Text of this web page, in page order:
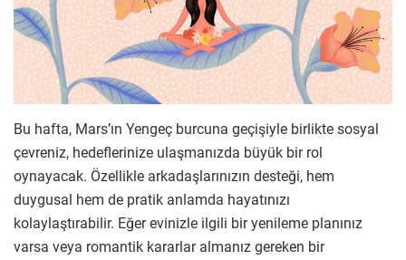
Bu hafta, Mars’ın Yengeç burcuna geçişiyle birlikte sosyal
çevreniz, hedeflerinize ulaşmanızda büyük bir rol
oynayacak. Özellikle arkadaşlarınızın desteği, hem
duygusal hem de pratik anlamda hayatınızı
kolaylaştırabilir. Eğer evinizle ilgili bir yenileme planınız
varsa veya romantik kararlar almanız gereken bir